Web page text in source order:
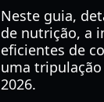
Neste guia,
de nutrição, a
eficientes de
uma
2026.